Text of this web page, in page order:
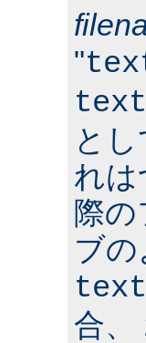
"
と
れは
際
ブ
合、